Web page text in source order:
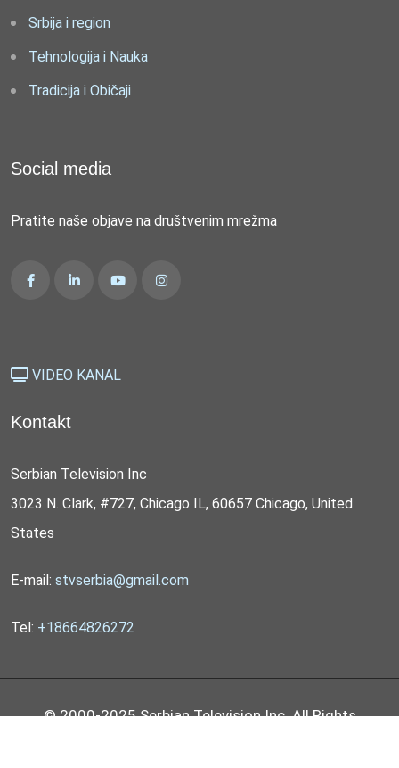
Srbija i region
Tehnologija i Nauka
Tradicija i Običaji
Social media
Pratite naše objave na društvenim mrežma
VIDEO KANAL
Kontakt
Serbian Television Inc
3023 N. Clark, #727, Chicago IL, 60657 Chicago, United
States
E-mail: stvserbia@gmail.com
Tel: +18664826272
© 2000-2025 Serbian Television Inc. All Rights